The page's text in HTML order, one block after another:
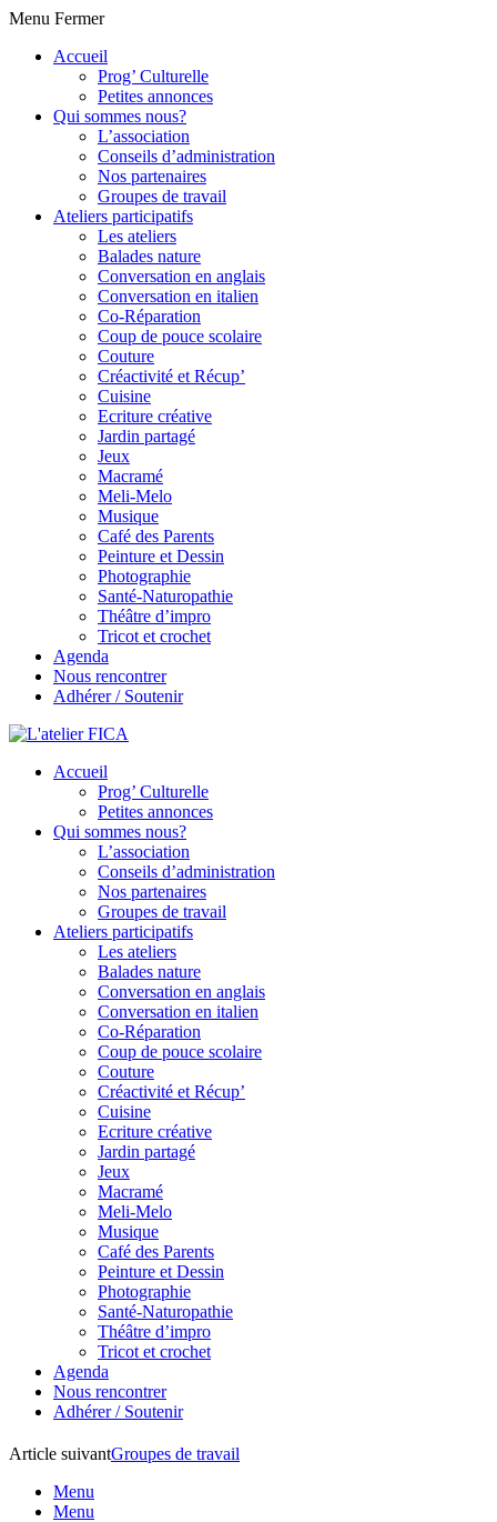
Menu Fermer
Accueil
Prog’ Culturelle
Petites annonces
Qui sommes nous?
L’association
Conseils d’administration
Nos partenaires
Groupes de travail
Ateliers participatifs
Les ateliers
Balades nature
Conversation en anglais
Conversation en italien
Co-Réparation
Coup de pouce scolaire
Couture
Créactivité et Récup’
Cuisine
Ecriture créative
Jardin partagé
Jeux
Macramé
Meli-Melo
Musique
Café des Parents
Peinture et Dessin
Photographie
Santé-Naturopathie
Théâtre d’impro
Tricot et crochet
Agenda
Nous rencontrer
Adhérer / Soutenir
L'atelier FICA
Actions conviviales écologiques et solidaires sur le territoire de
Meximieux
Accueil
Prog’ Culturelle
Petites annonces
Qui sommes nous?
L’association
Conseils d’administration
Nos partenaires
Groupes de travail
Ateliers participatifs
Les ateliers
Balades nature
Conversation en anglais
Conversation en italien
Co-Réparation
Coup de pouce scolaire
Couture
Créactivité et Récup’
Cuisine
Ecriture créative
Jardin partagé
Jeux
Macramé
Meli-Melo
Musique
Café des Parents
Peinture et Dessin
Photographie
Santé-Naturopathie
Théâtre d’impro
Tricot et crochet
Agenda
Nous rencontrer
Adhérer / Soutenir
Article suivantGroupes de travail
Menu
Menu